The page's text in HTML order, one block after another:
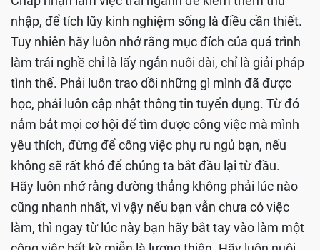
nhập, để tích lũy kinh nghiệm sống là điều cần thiết.
Tuy nhiên hãy luôn nhớ rằng mục đích của quá trình
làm trái nghề chỉ là lấy ngắn nuôi dài, chỉ là giải pháp
tình thế. Phải luôn trao dồi những gì mình đã được
học, phải luôn cập nhật thông tin tuyển dụng. Từ đó
nắm bắt mọi cơ hội để tìm được công việc mà mình
yêu thích, đừng để công việc phụ ru ngủ bạn, nếu
không sẽ rất khó để chúng ta bắt đầu lại từ đầu.
Hãy luôn nhớ rằng đường thẳng không phải lúc nào
cũng nhanh nhất, vì vậy nếu bạn vẫn chưa có việc
làm, thì ngay từ lúc này bạn hãy bắt tay vào làm một